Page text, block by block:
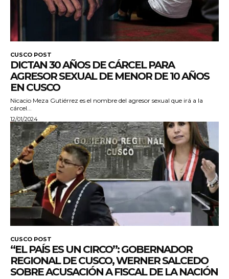
CUSCO POST
DICTAN 30 AÑOS DE CÁRCEL PARA
AGRESOR SEXUAL DE MENOR DE 10 AÑOS
EN CUSCO
Nicacio Meza Gutiérrez es el nombre del agresor sexual que irá a la
cárcel...
12/01/2024
CUSCO POST
“EL PAÍS ES UN CIRCO”: GOBERNADOR
REGIONAL DE CUSCO, WERNER SALCEDO
SOBRE ACUSACIÓN A FISCAL DE LA NACIÓN